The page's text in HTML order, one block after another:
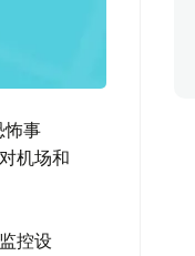
怖事
机场和
控设